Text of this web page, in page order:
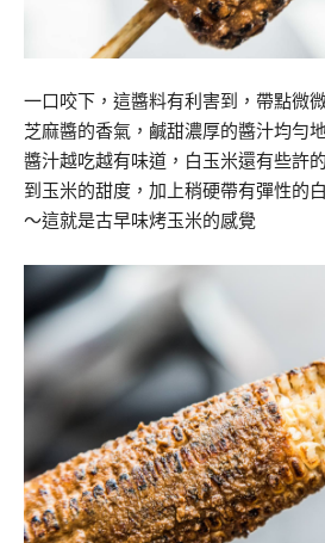
一口咬下，這醬料有利害到，帶點微
芝麻醬的香氣，鹹甜濃厚的醬汁均勻
醬汁越吃越有味道，白玉米還有些許
到玉米的甜度，加上稍硬帶有彈性的
～這就是古早味烤玉米的感覺